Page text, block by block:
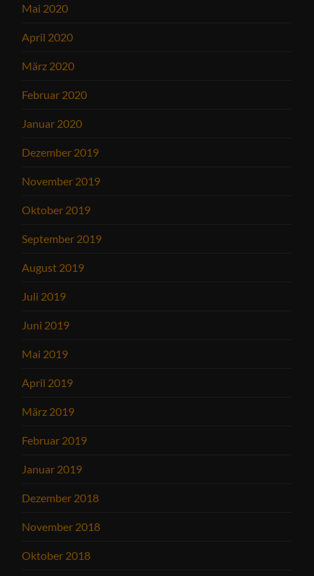
Mai 2020
April 2020
März 2020
Februar 2020
Januar 2020
Dezember 2019
November 2019
Oktober 2019
September 2019
August 2019
Juli 2019
Juni 2019
Mai 2019
April 2019
März 2019
Februar 2019
Januar 2019
Dezember 2018
November 2018
Oktober 2018